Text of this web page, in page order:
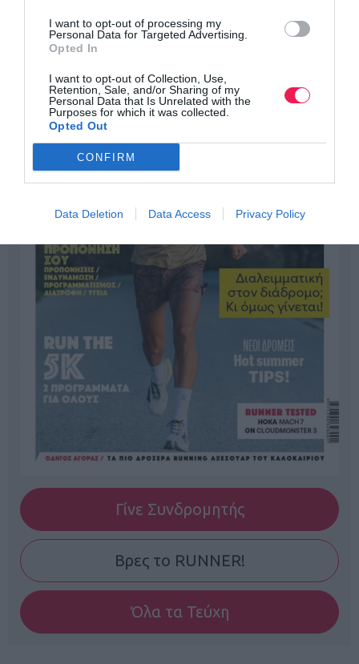
I want to opt-out of processing my
Personal Data for Targeted Advertising.
Opted In
I want to opt-out of Collection, Use,
Retention, Sale, and/or Sharing of my
Personal Data that Is Unrelated with the
Purposes for which it was collected.
Opted Out
CONFIRM
Data Deletion Data Access Privacy Policy
Γίνε Συνδρομητής
Βρες το RUNNER!
Όλα τα Τεύχη